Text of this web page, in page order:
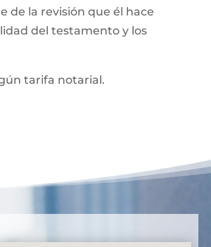
de la revisión que él hace
del testamento y los
tarifa notarial.